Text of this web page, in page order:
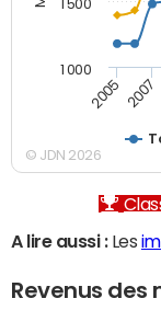
2005 2007
1 000
1 500
© JDN 2026
A lire aussi :Les
Revenus des